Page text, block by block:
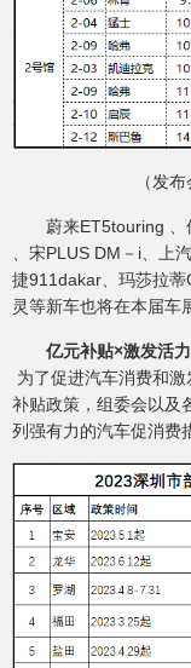
（发
蔚来ET5touring
、宋PLUS DM－i、上
捷911dakar、玛莎拉
灵等新车也将在本届车
亿元补贴×激发活
为了促进汽车消费和
补贴政策，组委会以及
列强有力的汽车促消费